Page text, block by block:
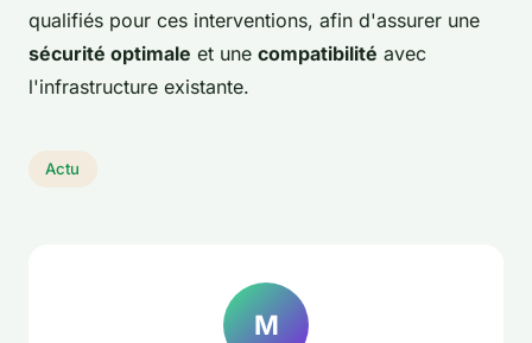
qualifiés pour ces interventions, afin d'assurer une
sécurité optimale et une compatibilité avec
l'infrastructure existante.
Actu
M